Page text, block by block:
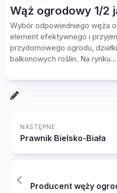
Wąż ogrodowy 1/2
Wybór odpowiedniego węża
element efektywnego i
przydomowego ogrodu,
balkonowych roślin. Na rynku...
NASTĘPNE
Prawnik Bielsko-Biała
Producent węży